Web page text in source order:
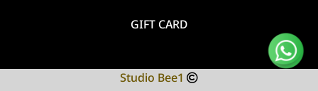
GIFT CARD
Studio Bee1